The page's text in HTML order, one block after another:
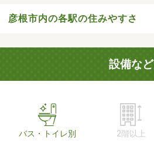
彦根市内の各駅の住みやすさ
設備など
バス・トイレ別 2階以上